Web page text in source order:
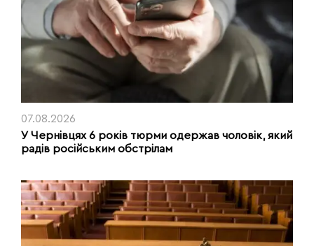
07.08.2026
У Чернівцях 6 років тюрми одержав чоловік, який
радів російським обстрілам